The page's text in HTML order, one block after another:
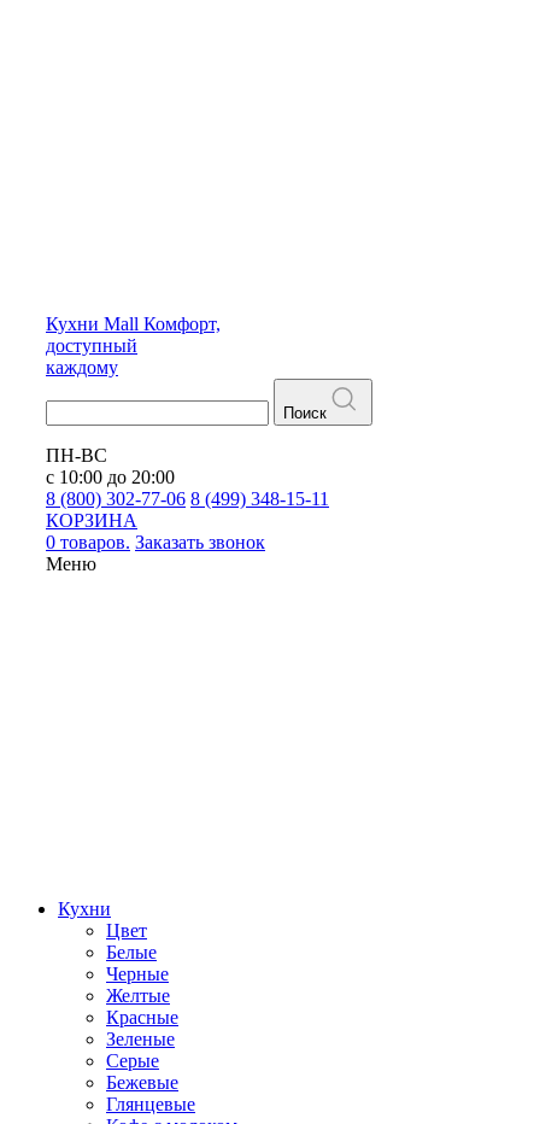
Кухни Mall Комфорт,
доступный
каждому
Поиск
ПН-ВС
с 10:00 до 20:00
8 (800) 302-77-06 8 (499) 348-15-11
КОРЗИНА
0 товаров. Заказать звонок
Меню
Кухни
Цвет
Белые
Черные
Желтые
Красные
Зеленые
Серые
Бежевые
Глянцевые